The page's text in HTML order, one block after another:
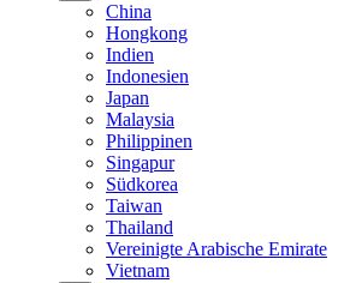
China
Hongkong
Indien
Indonesien
Japan
Malaysia
Philippinen
Singapur
Südkorea
Taiwan
Thailand
Vereinigte Arabische Emirate
Vietnam